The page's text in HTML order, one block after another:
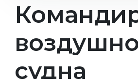
2020
судна